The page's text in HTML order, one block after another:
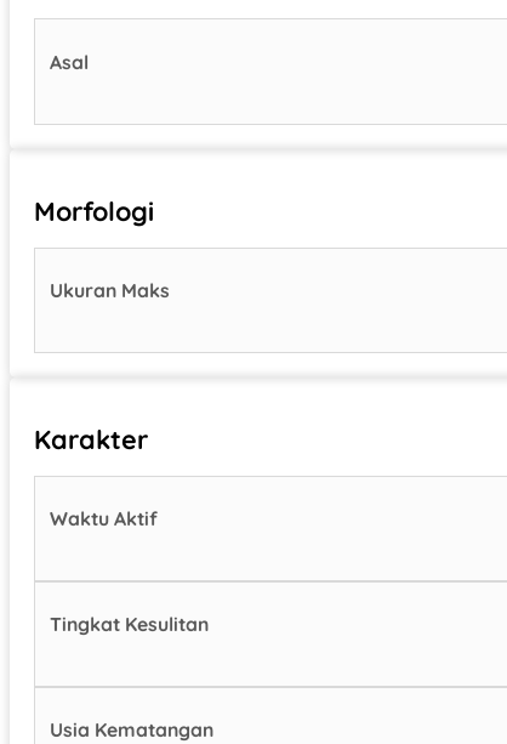
Asal
Morfologi
Ukuran Maks
Karakter
Waktu Aktif
Tingkat Kesulitan
Usia Kematangan